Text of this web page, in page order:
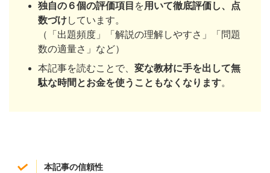
独自の６個の評価項目 を用いて徹底評価し、点
数づけしています。
（「出題頻度」「解説の理解しやすさ」「問題
数の適量さ」など）
本記事を読むことで、 変な教材に手を出して無
駄な時間とお金を使うこともなくなります。
本記事の信頼性